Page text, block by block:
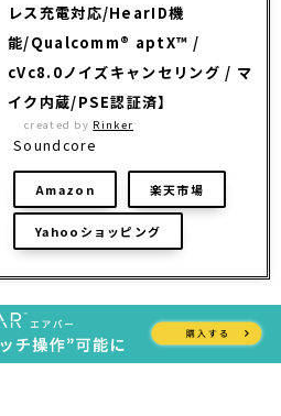
レス充電対応/HearID機
能/Qualcomm® aptX™ /
cVc8.0ノイズキャンセリング / マ
イク内蔵/PSE認証済】
created by Rinker
Soundcore
Amazon 楽天市場
Yahooショッピング